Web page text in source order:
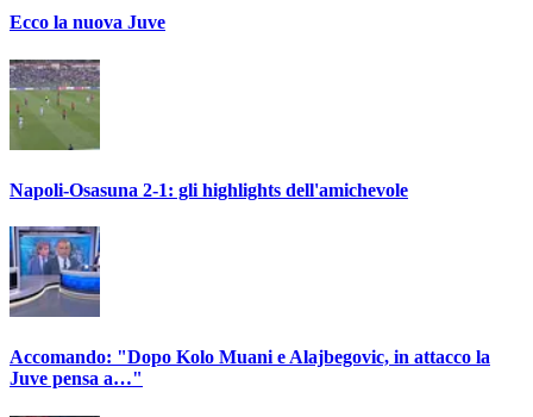
Ecco la nuova Juve
Napoli-Osasuna 2-1: gli highlights dell'amichevole
Accomando: "Dopo Kolo Muani e Alajbegovic, in attacco la
Juve pensa a…"